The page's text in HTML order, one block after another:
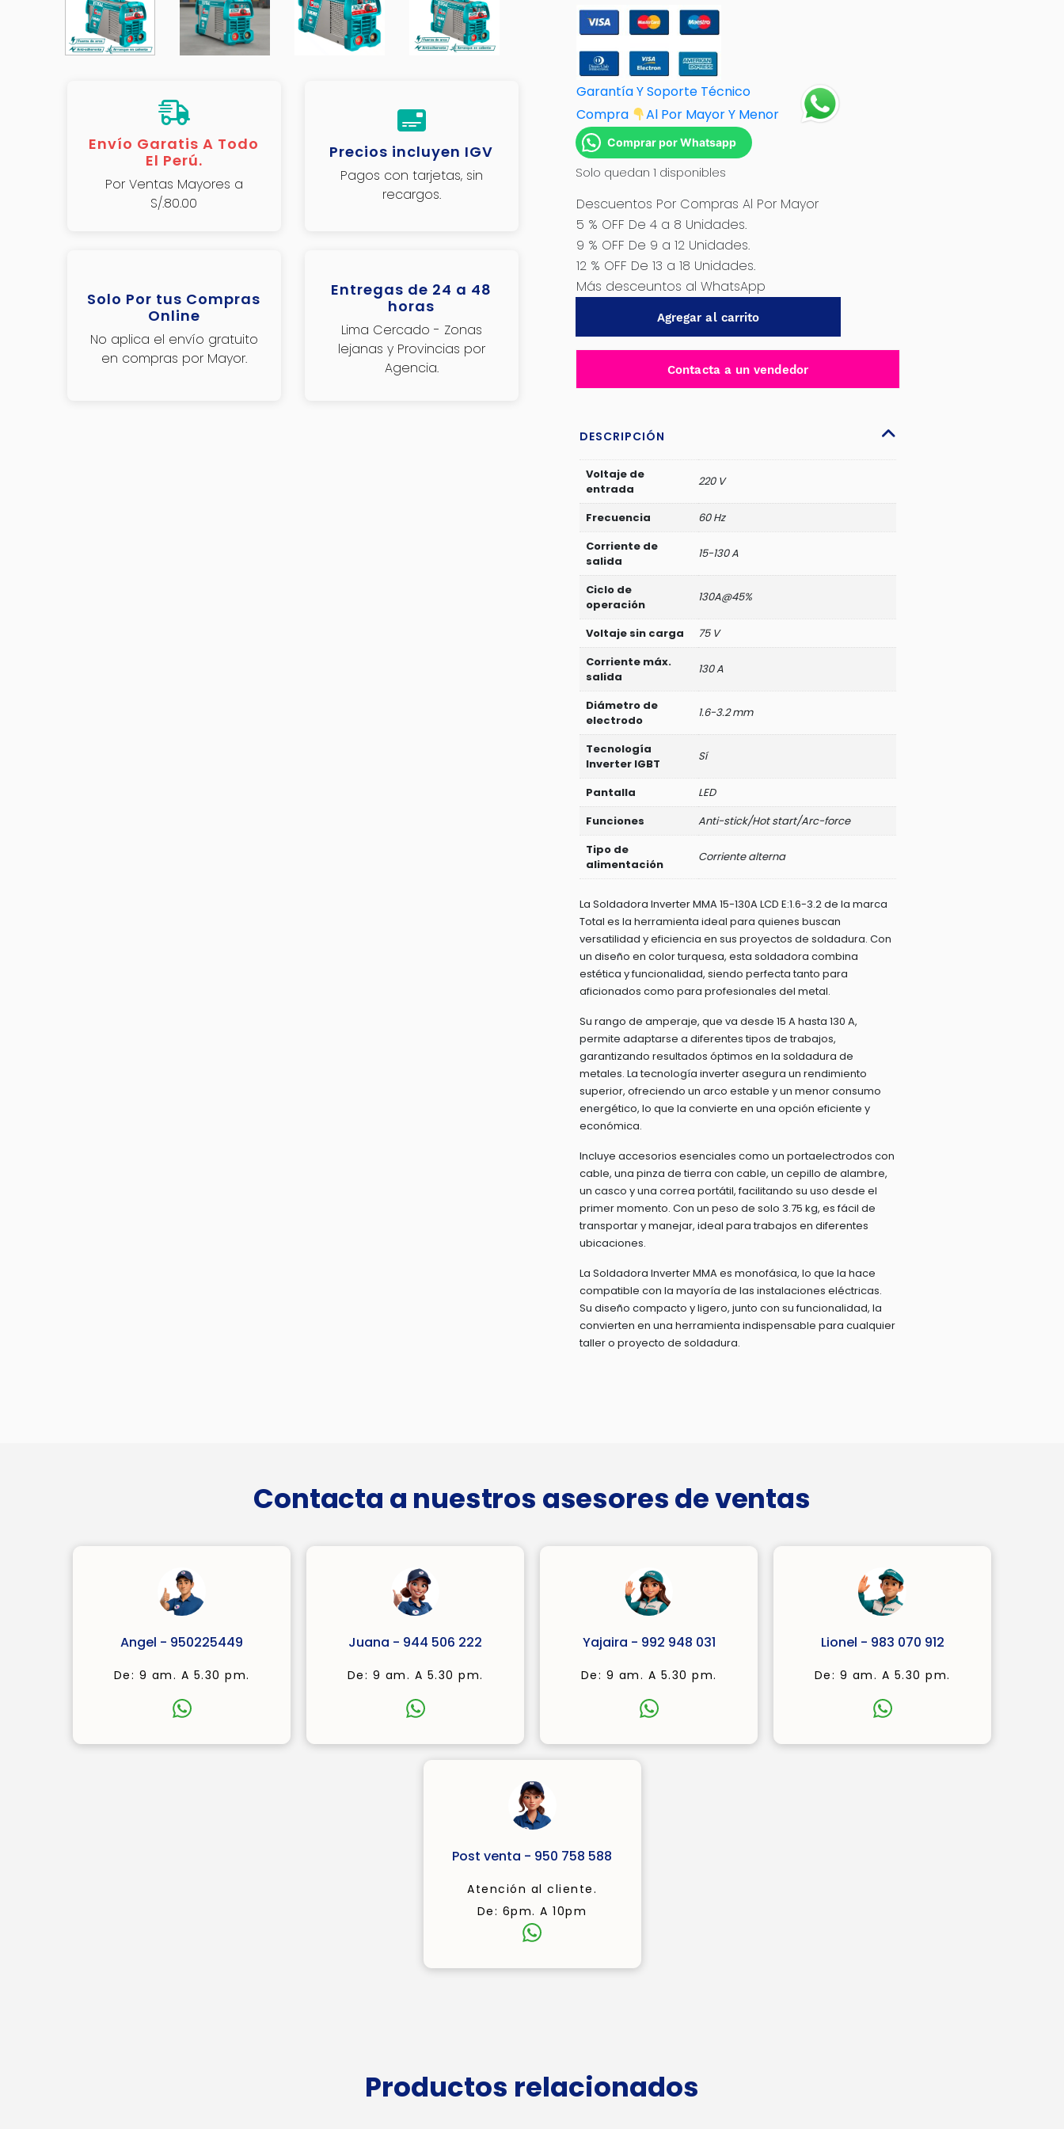
Envío Garatis A Todo
El Perú.
Por Ventas Mayores a
S/.80.00
Precios incluyen IGV
Pagos con tarjetas, sin
recargos.
Solo Por tus Compras
Online
No aplica el envío gratuito
en compras por Mayor.
Entregas de 24 a 48
horas
Lima Cercado - Zonas
lejanas y Provincias por
Agencia.
Garantía Y Soporte Técnico
Compra
Al Por Mayor Y Menor
Comprar por Whatsapp
Solo quedan 1 disponibles
Descuentos Por Compras Al Por Mayor
5 % OFF De 4 a 8 Unidades.
9 % OFF De 9 a 12 Unidades.
12 % OFF De 13 a 18 Unidades.
Más desceuntos al WhatsApp
LCD
E:1.6-
3.2
TOTAL-
TW213059
cantidad
Agregar al carrito
Contacta a un vendedor
DESCRIPCIÓN
Voltaje de
entrada
220 V
Frecuencia
60 Hz
Corriente de
salida
15-130 A
Ciclo de
operación
130A@45%
Voltaje sin carga
75 V
Corriente máx.
salida
130 A
Diámetro de
electrodo
1.6-3.2 mm
Tecnología
Inverter IGBT
Sí
Pantalla
LED
Funciones
Anti-stick/Hot start/Arc-force
Tipo de
alimentación
Corriente alterna
La Soldadora Inverter MMA 15-130A LCD E:1.6-3.2 de la marca
Total es la herramienta ideal para quienes buscan
versatilidad y eficiencia en sus proyectos de soldadura. Con
un diseño en color turquesa, esta soldadora combina
estética y funcionalidad, siendo perfecta tanto para
aficionados como para profesionales del metal.
Su rango de amperaje, que va desde 15 A hasta 130 A,
permite adaptarse a diferentes tipos de trabajos,
garantizando resultados óptimos en la soldadura de
metales. La tecnología inverter asegura un rendimiento
superior, ofreciendo un arco estable y un menor consumo
energético, lo que la convierte en una opción eficiente y
económica.
Incluye accesorios esenciales como un portaelectrodos con
cable, una pinza de tierra con cable, un cepillo de alambre,
un casco y una correa portátil, facilitando su uso desde el
primer momento. Con un peso de solo 3.75 kg, es fácil de
transportar y manejar, ideal para trabajos en diferentes
ubicaciones.
La Soldadora Inverter MMA es monofásica, lo que la hace
compatible con la mayoría de las instalaciones eléctricas.
Su diseño compacto y ligero, junto con su funcionalidad, la
convierten en una herramienta indispensable para cualquier
taller o proyecto de soldadura.
Contacta a nuestros asesores de ventas
Angel - 950225449
De: 9 am. A 5.30 pm.
Juana - 944 506 222
De: 9 am. A 5.30 pm.
Yajaira - 992 948 031
De: 9 am. A 5.30 pm.
Lionel - 983 070 912
De: 9 am. A 5.30 pm.
Post venta - 950 758 588
Atención al cliente.
De: 6pm. A 10pm
Productos relacionados